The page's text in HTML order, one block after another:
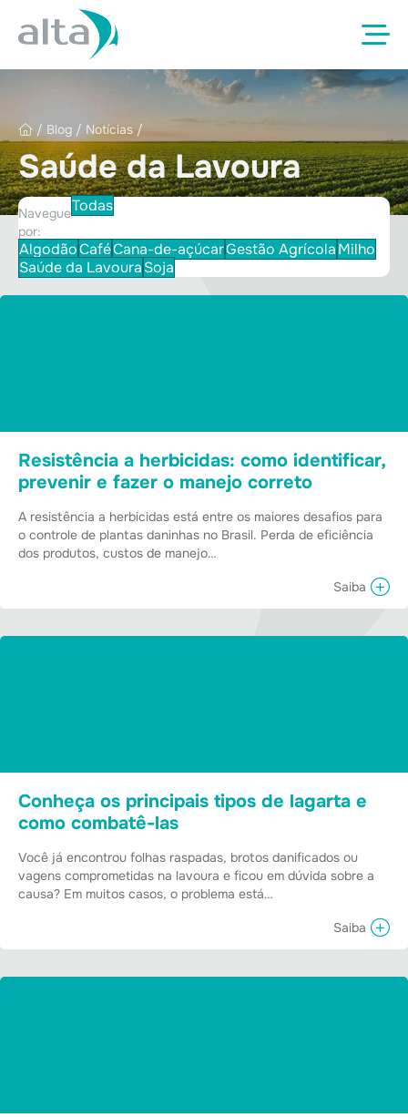
/ Blog / Notícias/
Saúde da Lavoura
Navegue
por:
Todas
AlgodãoCaféCana-de-açúcarGestão AgrícolaMilho
Saúde da LavouraSoja
Resistência a herbicidas: como identificar,
prevenir e fazer o manejo correto
A resistência a herbicidas está entre os maiores desafios para
o controle de plantas daninhas no Brasil. Perda de eficiência
dos produtos, custos de manejo…
Saiba
Conheça os principais tipos de lagarta e
como combatê-las
Você já encontrou folhas raspadas, brotos danificados ou
vagens comprometidas na lavoura e ficou em dúvida sobre a
causa? Em muitos casos, o problema está…
Saiba